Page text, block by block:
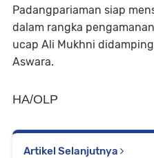
Padangpariaman siap
dalam rangka
ucap Ali Mukhni
Aswara.
HA/OLP
Artikel Selanjutnya